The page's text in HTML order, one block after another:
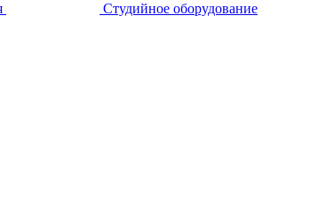
Студийное оборудование